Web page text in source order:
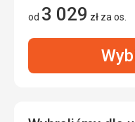
od 3 029 zł za os.